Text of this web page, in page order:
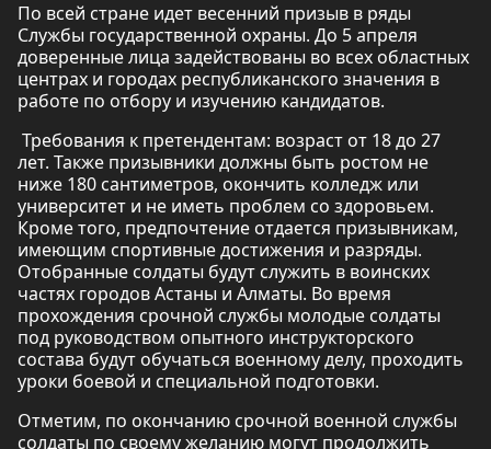
По всей стране идет весенний призыв в ряды
Службы государственной охраны. До 5 апреля
доверенные лица задействованы во всех областных
центрах и городах республиканского значения в
работе по отбору и изучению кандидатов.
Требования к претендентам: возраст от 18 до 27
лет. Также призывники должны быть ростом не
ниже 180 сантиметров, окончить колледж или
университет и не иметь проблем со здоровьем.
Кроме того, предпочтение отдается призывникам,
имеющим спортивные достижения и разряды.
Отобранные солдаты будут служить в воинских
частях городов Астаны и Алматы. Во время
прохождения срочной службы молодые солдаты
под руководством опытного инструкторского
состава будут обучаться военному делу, проходить
уроки боевой и специальной подготовки.
Отметим, по окончанию срочной военной службы
солдаты по своему желанию могут продолжить